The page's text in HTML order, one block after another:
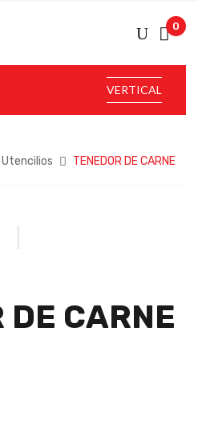
0
VERTICAL
Utencilios TENEDOR DE CARNE
DE CARNE